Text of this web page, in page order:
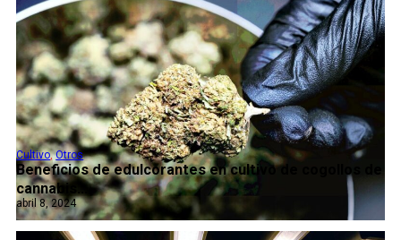
Beneficios de edulcorantes en cultivo de cogollos de
cannabis...
Cultivo,Otros
abril 8, 2024